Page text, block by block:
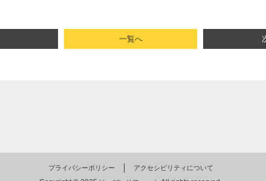
一覧へ
プライバシーポリシー アクセシビリティについて